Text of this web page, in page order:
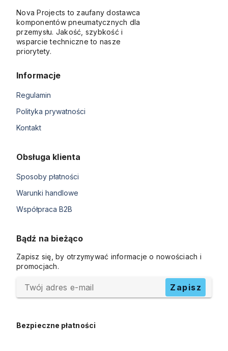
Nova Projects to zaufany dostawca
komponentów pneumatycznych dla
przemysłu. Jakość, szybkość i
wsparcie techniczne to nasze
priorytety.
Informacje
Regulamin
Polityka prywatności
Kontakt
Obsługa klienta
Sposoby płatności
Warunki handlowe
Współpraca B2B
Bądź na bieżąco
Zapisz się, by otrzymywać informacje o nowościach i
promocjach.
Twój adres e-mail Zapisz
Bezpieczne płatności